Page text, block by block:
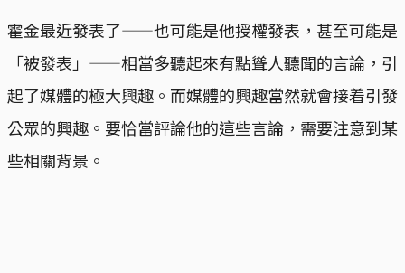
霍金最近發表了——也可能是他授權發表，甚至可能是
「被發表」——相當多聽起來有點聳人聽聞的言論，引
起了媒體的極大興趣。而媒體的興趣當然就會接着引發
公眾的興趣。要恰當評論他的這些言論，需要注意到某
些相關背景。